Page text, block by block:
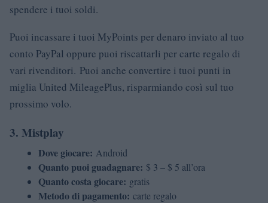
spendere i tuoi soldi.
Puoi incassare i tuoi MyPoints per denaro inviato al tuo
conto PayPal oppure puoi riscattarli per carte regalo di
vari rivenditori. Puoi anche convertire i tuoi punti in
miglia United MileagePlus, risparmiando così sul tuo
prossimo volo.
3. Mistplay
Dove giocare: Android
Quanto puoi guadagnare: $ 3 – $ 5 all’ora
Quanto costa giocare: gratis
Metodo di pagamento: carte regalo